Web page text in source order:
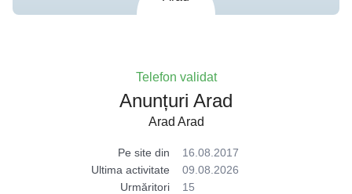
Telefon validat
Anunțuri Arad
Arad Arad
Pe site din
16.08.2017
Ultima activitate
09.08.2026
Urmăritori
15